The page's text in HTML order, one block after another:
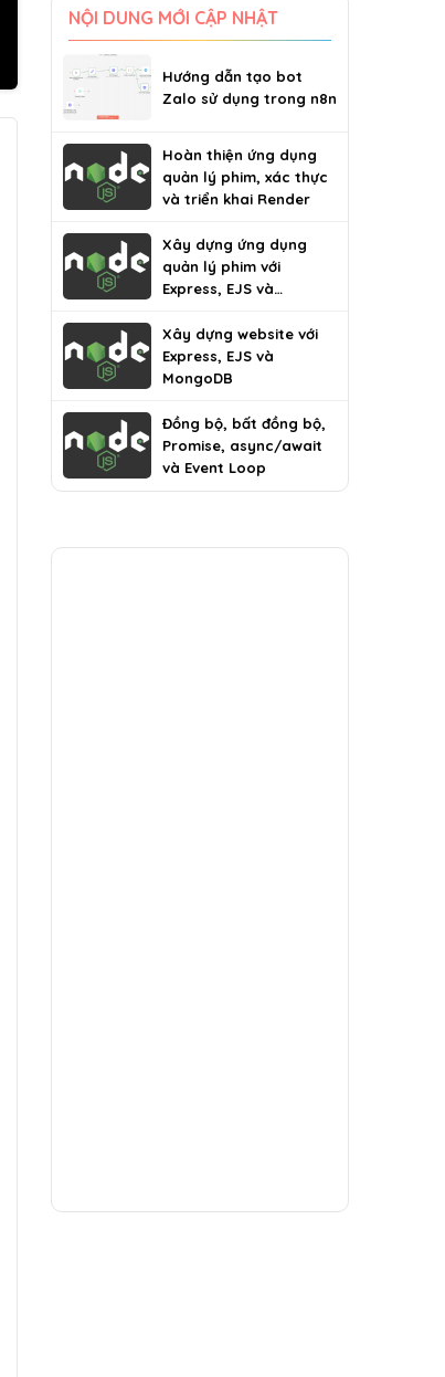
NỘI DUNG MỚI CẬP NHẬT
Hướng dẫn tạo bot
Zalo sử dụng trong n8n
Hoàn thiện ứng dụng
quản lý phim, xác thực
và triển khai Render
Xây dựng ứng dụng
quản lý phim với
Express, EJS và
Xây dựng website với
Express, EJS và
MongoDB
Đồng bộ, bất đồng bộ,
Promise, async/await
và Event Loop